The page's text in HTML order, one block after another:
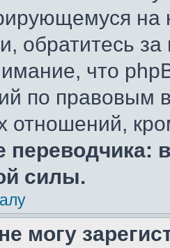
обратитесь
что
по правовым
отношений,
переводчика:
силы.
могу